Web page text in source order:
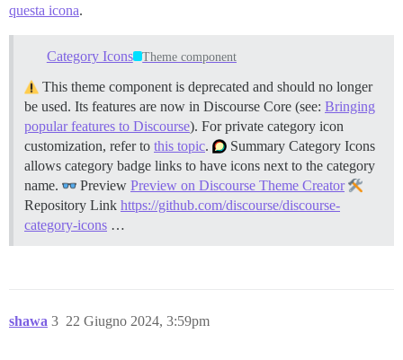
questa icona.
Category Icons Theme component
This theme component is deprecated and should no longer
be used. Its features are now in Discourse Core (see: Bringing
popular features to Discourse). For private category icon
customization, refer to this topic.
Summary Category Icons
allows category badge links to have icons next to the category
name.
Preview Preview on Discourse Theme Creator
Repository Link https://github.com/discourse/discourse-
category-icons …
shawa 22 Giugno 2024, 3:59pm
3